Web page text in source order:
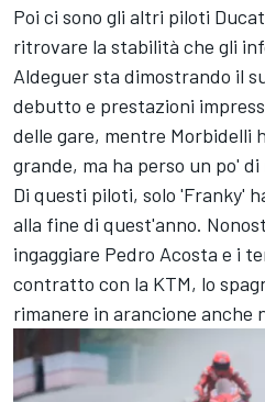
Poi ci sono gli altri piloti
ritrovare la stabilità che gli
Aldeguer sta dimostrando il
debutto e prestazioni
delle gare, mentre Morbidelli
grande, ma ha perso un po'
Di questi piloti, solo 'Franky'
alla fine di quest'anno.
ingaggiare Pedro Acosta e i
contratto con la KTM, lo
rimanere in arancione anche